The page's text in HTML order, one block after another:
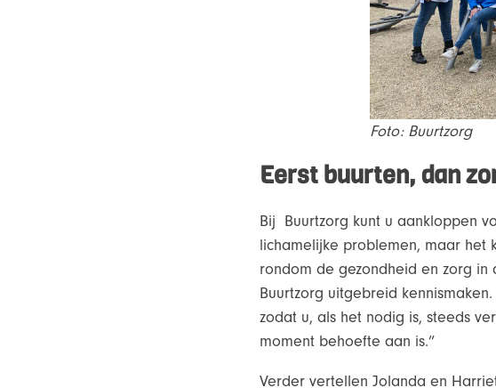
Foto: Buurtzorg
Eerst buurten, dan
Bij Buurtzorg kunt u aankloppen
lichamelijke problemen, maar het
rondom de gezondheid en zorg
Buurtzorg uitgebreid
zodat u, als het nodig is, steeds
moment behoefte aan is.”
Verder vertellen Jolanda en